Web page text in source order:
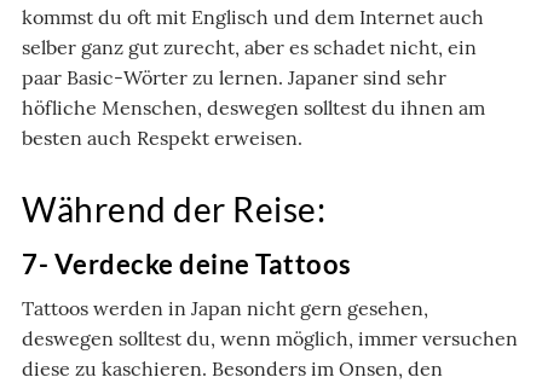
kommst du oft mit Englisch und dem Internet auch
selber ganz gut zurecht, aber es schadet nicht, ein
paar Basic-Wörter zu lernen. Japaner sind sehr
höfliche Menschen, deswegen solltest du ihnen am
besten auch Respekt erweisen.
Während der Reise:
7- Verdecke deine Tattoos
Tattoos werden in Japan nicht gern gesehen,
deswegen solltest du, wenn möglich, immer versuchen
diese zu kaschieren. Besonders im Onsen, den